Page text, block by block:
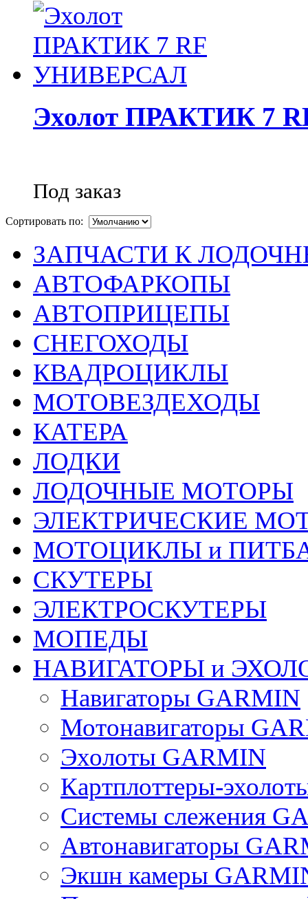
Эхолот ПРАКТИК 7
Под заказ
Сортировать по:
ЗАПЧАСТИ К
АВТОФАРКОПЫ
АВТОПРИЦЕПЫ
СНЕГОХОДЫ
КВАДРОЦИКЛЫ
МОТОВЕЗДЕХОДЫ
КАТЕРА
ЛОДКИ
ЛОДОЧНЫЕ МОТОРЫ
ЭЛЕКТРИЧЕСКИЕ
МОТОЦИКЛЫ и
СКУТЕРЫ
ЭЛЕКТРОСКУТЕРЫ
МОПЕДЫ
НАВИГАТОРЫ и
Навигаторы GARMIN
Мотонавигаторы
Эхолоты GARMIN
Картплоттеры-
Системы слежения
Автонавигаторы
Экшн камеры